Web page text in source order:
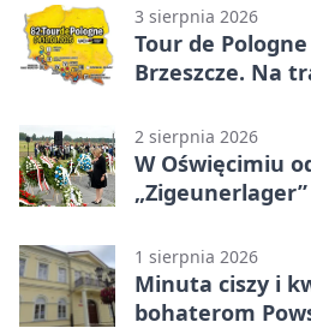
3 sierpnia 2026
Tour de
Brzeszcze. Na
2 sierpnia 2026
W Oświęcimiu
„Zigeunerlager”
1 sierpnia 2026
Minuta ciszy i
bohaterom